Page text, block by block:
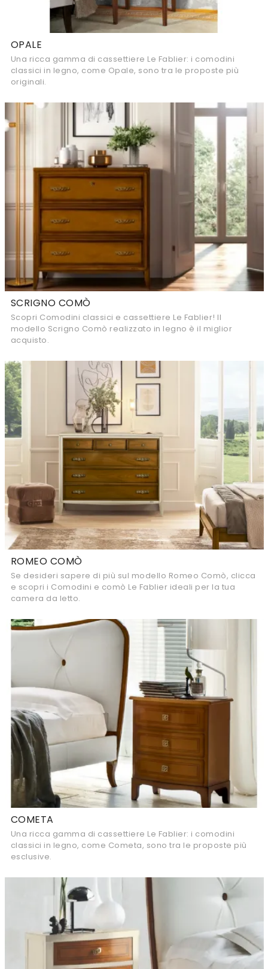
OPALE
Una ricca gamma di cassettiere Le Fablier: i comodini
classici in legno, come Opale, sono tra le proposte più
originali.
SCRIGNO COMÒ
Scopri Comodini classici e cassettiere Le Fablier! Il
modello Scrigno Comò realizzato in legno è il miglior
acquisto.
ROMEO COMÒ
Se desideri sapere di più sul modello Romeo Comò, clicca
e scopri i Comodini e comò Le Fablier ideali per la tua
camera da letto.
COMETA
Una ricca gamma di cassettiere Le Fablier: i comodini
classici in legno, come Cometa, sono tra le proposte più
esclusive.